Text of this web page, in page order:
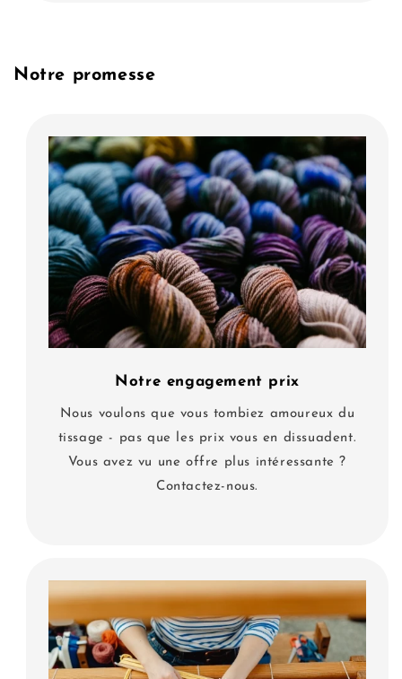
Notre promesse
Notre engagement prix
Nous voulons que vous tombiez amoureux du
tissage - pas que les prix vous en dissuadent.
Vous avez vu une offre plus intéressante ?
Contactez-nous.